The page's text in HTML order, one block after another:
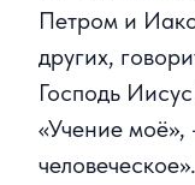
Петром и
других,
Господь
«Учение